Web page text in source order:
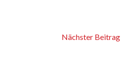
Nächster Beitrag